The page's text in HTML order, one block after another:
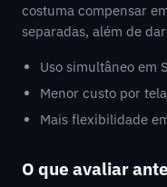
costuma compensar
separadas, além de
Uso simultâneo em
Menor custo por
Mais flexibilidade
O que avaliar